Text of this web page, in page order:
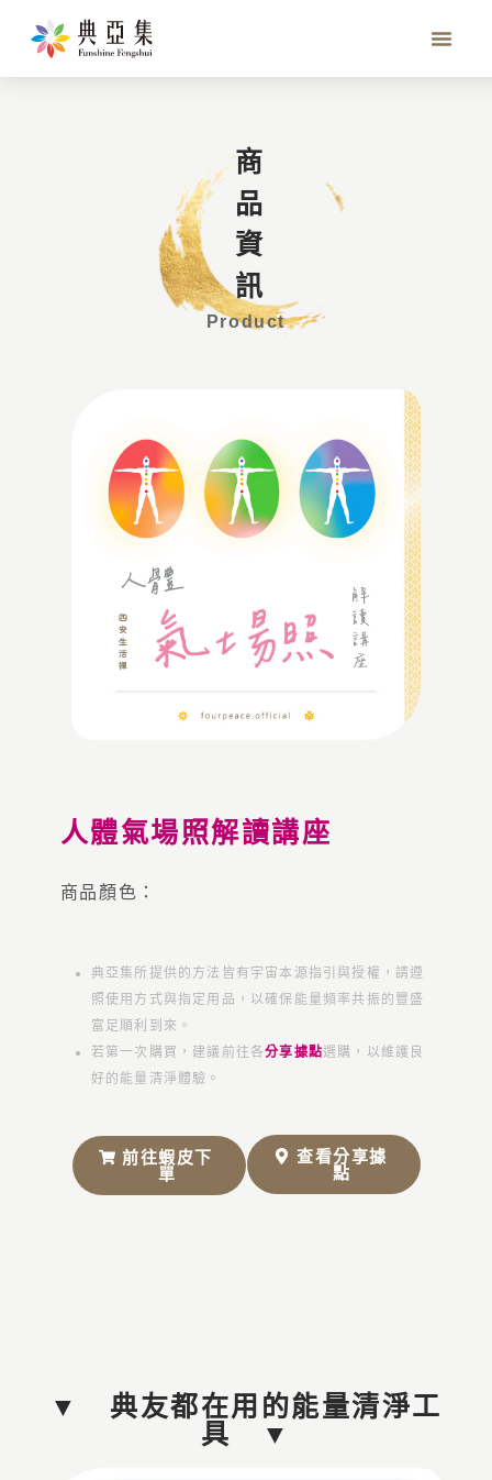
人體氣場照解讀講座
商品資訊
Product
人體氣場照解讀講座
商品顏色：
典亞集所提供的方法皆有宇宙本源指引與授權，請遵
照使用方式與指定用品，以確保能量頻率共振的豐盛
富足順利到來。
若第一次購買，建議前往各分享據點選購，以維護良
好的能量清淨體驗。
前往蝦皮下
單
查看分享據
點
▼ 典友都在用的能量清淨工
具 ▼